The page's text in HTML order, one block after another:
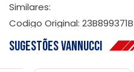
Similares:
Codigo Original: 23B899371B
Sugestões Vannucci